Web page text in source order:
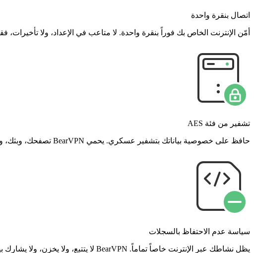
اتصال بنقرة واحدة
أمّن الإنترنت الخاص بك فوراً بنقرة واحدة. لا متاعب في الإعداد، ولا
تشفير من فئة AES
حافظ على خصوصية بياناتك بتشفير عسكري. يحمي BearVPN تصفحك، وبثك، ومشترياتك عبر الإنترنت من المتسللين، ومزودي خدمة الإنترنت، وأجهزة التتبع.
سياسة عدم الاحتفاظ بالسجلات
يظل نشاطك عبر الإنترنت خاصاً تماماً. BearVPN لا يتتبع، ولا يخزن، ولا يشارك بياناتك أبداً، مما يمنحك راحة البال.